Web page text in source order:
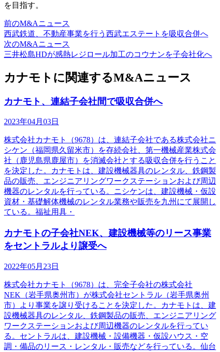
を目指す。
前のM&Aニュース
西武鉄道、不動産事業を行う西武エステートを吸収合併へ
次のM&Aニュース
三井松島HDが感熱レジロール加工のコウナンを子会社化へ
カナモトに関連するM&Aニュース
カナモト、連結子会社間で吸収合併へ
2023年04月03日
株式会社カナモト（9678）は、連結子会社である株式会社ニ
シケン（福岡県久留米市）を存続会社、第一機械産業株式会
社（鹿児島県鹿屋市）を消滅会社とする吸収合併を行うこと
を決定した。カナモトは、建設機械器具のレンタル、鉄鋼製
品の販売、エンジニアリングワークステーションおよび周辺
機器のレンタルを行っている。ニシケンは、建設機械・仮設
資材・基礎解体機械のレンタル業務や販売を九州にて展開し
ている。福祉用具・
カナモトの子会社NEK、建設機械等のリース事業
をセントラルより譲受へ
2022年05月23日
株式会社カナモト（9678）は、完全子会社の株式会社
NEK（岩手県奥州市）が株式会社セントラル（岩手県奥州
市）より事業を譲り受けることを決定した。カナモトは、建
設機械器具のレンタル、鉄鋼製品の販売、エンジニアリング
ワークステーションおよび周辺機器のレンタルを行ってい
る。セントラルは、建設機械・設備機器・仮設ハウス・空
調・備品のリース・レンタル・販売などを行っている。仙台